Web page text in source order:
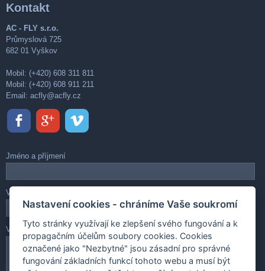
Kontakt
AC - FLY s.r.o.
Průmyslová 725
682 01 Vyškov
Mobil: (+420) 608 311 811
Mobil: (+420) 608 911 211
Email: acfly@acfly.cz
Jméno a příjmení
Váš e-mail
Vaše zpráva
Nastavení cookies - chráníme Vaše soukromí
Tyto stránky využívají ke zlepšení svého fungování a k
propagačním účelům soubory cookies. Cookies
označené jako "Nezbytné" jsou zásadní pro správné
fungování základních funkcí tohoto webu a musí být